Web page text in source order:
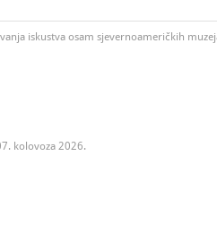
iskustva osam sjevernoameričkih
kolovoza 2026.